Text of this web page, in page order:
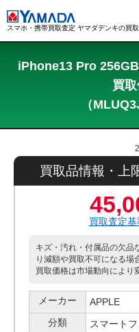
スマホ・携帯買取査定 ヤマダデンキの買
iPhone13 Pro
買
（
買取品情報・上
買取査定
キズ・汚れ・付属品の欠品
り減額や買取不可になる場
買取価格は市場動向により
メーカー
APPLE
分類
スマート